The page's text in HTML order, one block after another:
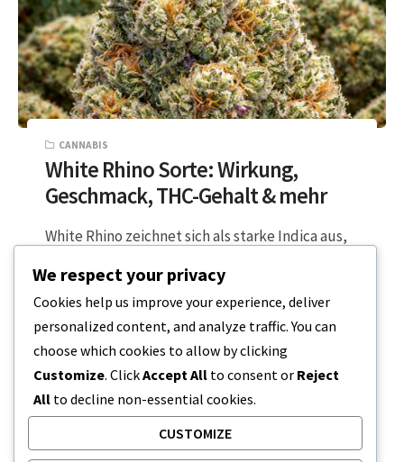
CANNABIS
White Rhino Sorte: Wirkung,
Geschmack, THC-Gehalt & mehr
White Rhino zeichnet sich als starke Indica aus,
bringt ein tiefes Körpergefühl…
8 MINUTEN LESEZEIT 15. MÄRZ 2026
We respect your privacy
Cookies help us improve your experience, deliver
personalized content, and analyze traffic. You can
choose which cookies to allow by clicking
Customize. ClickAccept All to consent or Reject
All to decline non-essential cookies.
CUSTOMIZE